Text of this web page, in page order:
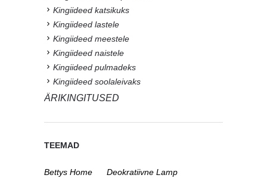
Kingiideed katsikuks
Kingiideed lastele
Kingiideed meestele
Kingiideed naistele
Kingiideed pulmadeks
Kingiideed soolaleivaks
ÄRIKINGITUSED
TEEMAD
Bettys Home
Deokratiivne Lamp